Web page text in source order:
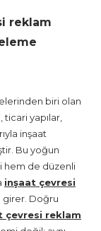
reklam
biri olan
yapılar,
inşaat
Bu yoğun
hem de düzenli
inşaat çevresi
Doğru
çevresi reklam